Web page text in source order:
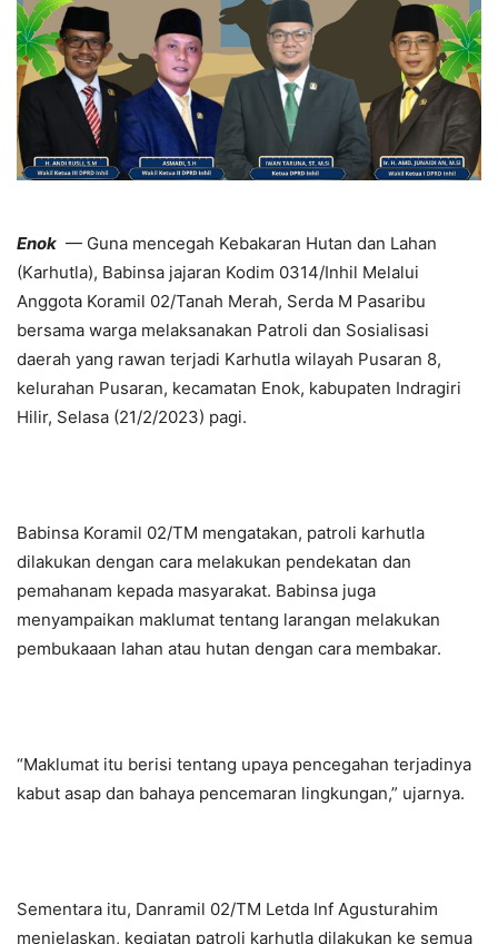
Enok — Guna mencegah Kebakaran Hutan dan Lahan
(Karhutla), Babinsa jajaran Kodim 0314/Inhil Melalui
Anggota Koramil 02/Tanah Merah, Serda M Pasaribu
bersama warga melaksanakan Patroli dan Sosialisasi
daerah yang rawan terjadi Karhutla wilayah Pusaran 8,
kelurahan Pusaran, kecamatan Enok, kabupaten Indragiri
Hilir, Selasa (21/2/2023) pagi.
Babinsa Koramil 02/TM mengatakan, patroli karhutla
dilakukan dengan cara melakukan pendekatan dan
pemahanam kepada masyarakat. Babinsa juga
menyampaikan maklumat tentang larangan melakukan
pembukaaan lahan atau hutan dengan cara membakar.
“Maklumat itu berisi tentang upaya pencegahan terjadinya
kabut asap dan bahaya pencemaran lingkungan,” ujarnya.
Sementara itu, Danramil 02/TM Letda Inf Agusturahim
menjelaskan, kegiatan patroli karhutla dilakukan ke semua